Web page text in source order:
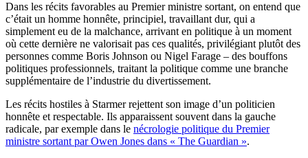
Dans les récits favorables au Premier ministre sortant, on entend que
c’était un homme honnête, principiel, travaillant dur, qui a
simplement eu de la malchance, arrivant en politique à un moment
où cette dernière ne valorisait pas ces qualités, privilégiant plutôt des
personnes comme Boris Johnson ou Nigel Farage – des bouffons
politiques professionnels, traitant la politique comme une branche
supplémentaire de l’industrie du divertissement.
Les récits hostiles à Starmer rejettent son image d’un politicien
honnête et respectable. Ils apparaissent souvent dans la gauche
radicale, par exemple dans le nécrologie politique du Premier
ministre sortant par Owen Jones dans « The Guardian ».